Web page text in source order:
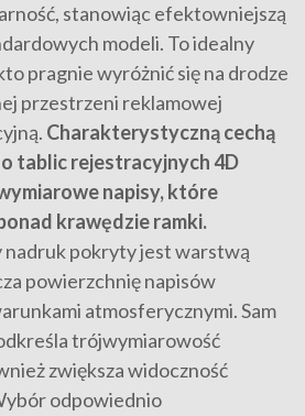
stanowiąc efektowniejszą
modeli. To idealny
pragnie wyróżnić się na drodze
przestrzeni reklamowej
Charakterystyczną cechą
tablic rejestracyjnych 4D
napisy, które
krawędzie ramki.
pokryty jest warstwą
powierzchnię napisów
atmosferycznymi. Sam
trójwymiarowość
zwiększa widoczność
odpowiednio